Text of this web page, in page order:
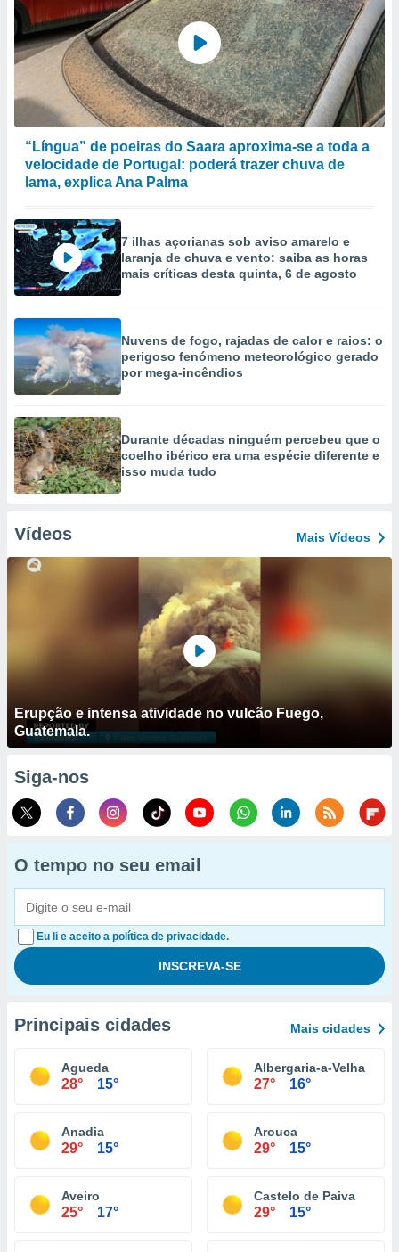
“Língua” de poeiras do Saara aproxima-se a toda a
velocidade de Portugal: poderá trazer chuva de
lama, explica Ana Palma
7 ilhas açorianas sob aviso amarelo e
laranja de chuva e vento: saiba as horas
mais críticas desta quinta, 6 de agosto
Nuvens de fogo, rajadas de calor e raios: o
perigoso fenómeno meteorológico gerado
por mega-incêndios
Durante décadas ninguém percebeu que o
coelho ibérico era uma espécie diferente e
isso muda tudo
Vídeos Mais Vídeos
Erupção e intensa atividade no vulcão Fuego,
Guatemala.
Siga-nos
O tempo no seu email
Eu li e aceito a política de privacidade.
Principais cidades Mais cidades
Agueda
28° 15°
Albergaria-a-Velha
27° 16°
Anadia
29° 15°
Arouca
29° 15°
Aveiro
25° 17°
Castelo de Paiva
29° 15°